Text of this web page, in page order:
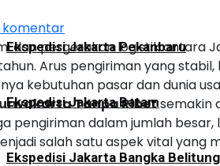
Ekspedisi Jakarta Pekanbaru
Ekspedisi Jakarta Batam
Ekspedisi Jakarta Bangka Belitung
komentar
dan pergerakan logistik antara
Arus pengiriman yang stabil,
kebutuhan pasar dan dunia
Tanpa Ribetsemakin
pengiriman dalam jumlah
salah satu aspek vital yang